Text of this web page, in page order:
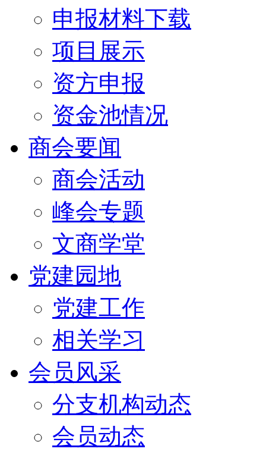
申报材料下载
项目展示
资方申报
资金池情况
商会要闻
商会活动
峰会专题
文商学堂
党建园地
党建工作
相关学习
会员风采
分支机构动态
会员动态